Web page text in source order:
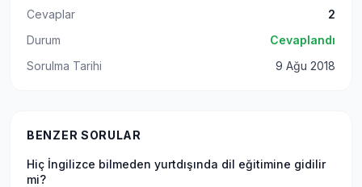
Cevaplar
2
Durum
Cevaplandı
Sorulma Tarihi
9 Ağu 2018
BENZER SORULAR
Hiç İngilizce bilmeden yurtdışında dil eğitimine gidilir
mi?